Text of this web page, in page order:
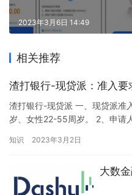
2023年3月6日 14:49
相关推荐
渣打银行-现贷派：准入要
渣打银行-现贷派 一、现贷派准
岁、女性22-55周岁。 2、申请
保险业务员：从业资格证+身份
为在职证明）。 工薪贷 税前工
知识 2023年3月2日
大数